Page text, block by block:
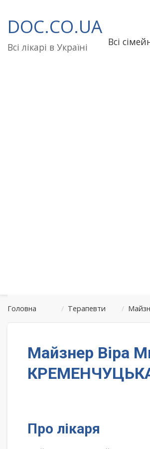
до
вмісту
DOC.CO.UA
Всі лікарі в Україні Всі
Головна / Терапевти /
Майзнер Віра
Про лікаря